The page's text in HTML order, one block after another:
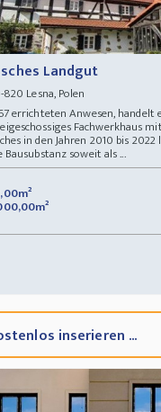
Landgut
Lesna, Polen
errichteten Anwesen, handelt
Fachwerkhaus
in den Jahren 2010 bis
soweit als ...
inserieren ...